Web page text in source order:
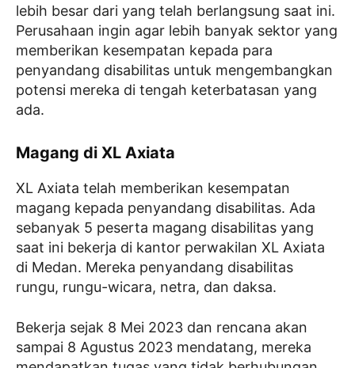
lebih besar dari yang telah berlangsung saat ini.
Perusahaan ingin agar lebih banyak sektor yang
memberikan kesempatan kepada para
penyandang disabilitas untuk mengembangkan
potensi mereka di tengah keterbatasan yang
ada.
Magang di XL Axiata
XL Axiata telah memberikan kesempatan
magang kepada penyandang disabilitas. Ada
sebanyak ​5 peserta magang disabilitas yang
saat ini bekerja di kantor perwakilan XL Axiata
di Medan. Mereka penyandang disabilitas
rungu, rungu-wicara, netra, dan daksa.
Bekerja sejak 8 Mei 2023 dan rencana akan
sampai 8 Agustus 2023 mendatang, mereka